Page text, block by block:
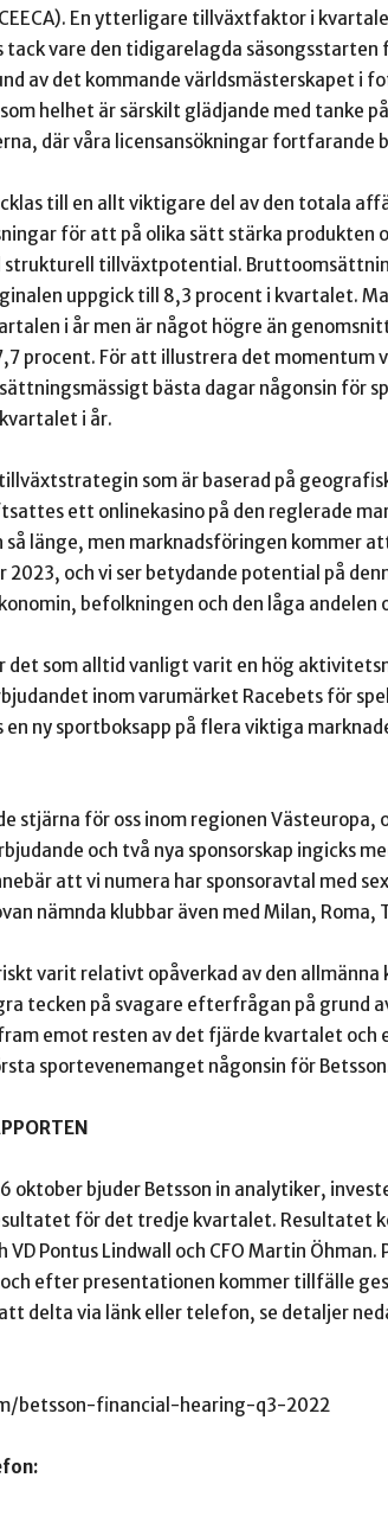
En ytterligare tillväxtfaktor i
vare den tidigarelagda säsongsstarten
av det kommande världsmästerskapet i
helhet är särskilt glädjande med tanke
där våra licensansökningar fortfarande
till en allt viktigare del av den totala
för att på olika sätt stärka produkten
strukturell tillväxtpotential.
uppgick till 8,3 procent i kvartalet.
i år men är något högre än
procent. För att illustrera det momentum
bästa dagar någonsin för
i år.
som är baserad på
ett onlinekasino på den reglerade
så länge, men marknadsföringen kommer
och vi ser betydande potential på
befolkningen och den låga andelen
det som alltid vanligt varit en hög
inom varumärket Racebets för
en ny sportboksapp på flera viktiga
stjärna för oss inom regionen Västeuropa,
och två nya sponsorskap ingicks
att vi numera har sponsoravtal med
nämnda klubbar även med Milan, Roma,
varit relativt opåverkad av den allmänna
tecken på svagare efterfrågan på grund
emot resten av det fjärde kvartalet
sportevenemanget någonsin för
oktober bjuder Betsson in analytiker,
för det tredje kvartalet. Resultatet
Pontus Lindwall och CFO Martin Öhman.
efter presentationen kommer tillfälle
delta via länk eller telefon, se detaljer
betsson-financial-hearing-q3-2022